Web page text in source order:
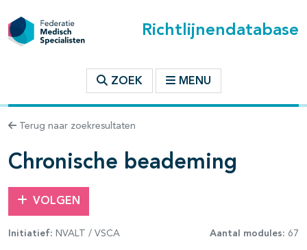
Richtlijnendatabase
ZOEK MENU
Terug naar zoekresultaten
Chronische beademing
VOLGEN
Initiatief: NVALT / VSCA Aantal modules: 67
binnen deze richtlijn
open- en dichtklappen